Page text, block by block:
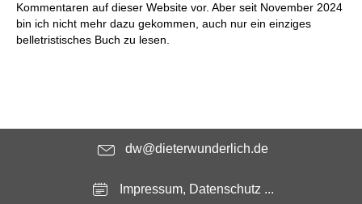
Kommentaren auf dieser Website vor. Aber seit November 2024
bin ich nicht mehr dazu gekommen, auch nur ein einziges
belletristisches Buch zu lesen.
dw@dieterwunderlich.de
Impressum, Datenschutz ...